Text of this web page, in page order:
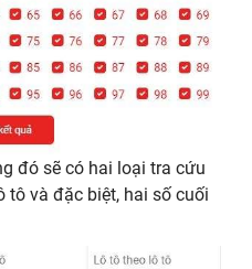
đó sẽ có hai loại tra cứu
tô và đặc biệt, hai số cuối